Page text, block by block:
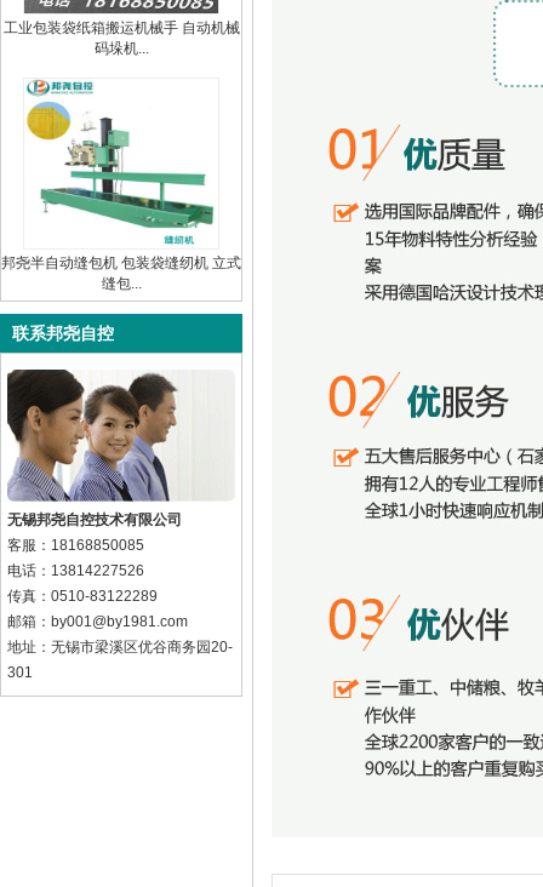
工业包装袋纸箱搬运机械手 自动机械
码垛机...
邦尧半自动缝包机 包装袋缝纫机 立式
缝包...
联系邦尧自控
无锡邦尧自控技术有限公司
客服：18168850085
电话：13814227526
传真：0510-83122289
邮箱：by001@by1981.com
地址：无锡市梁溪区优谷商务园20-
301